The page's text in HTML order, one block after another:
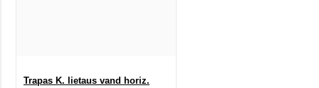
Trapas K. lietaus vand horiz.